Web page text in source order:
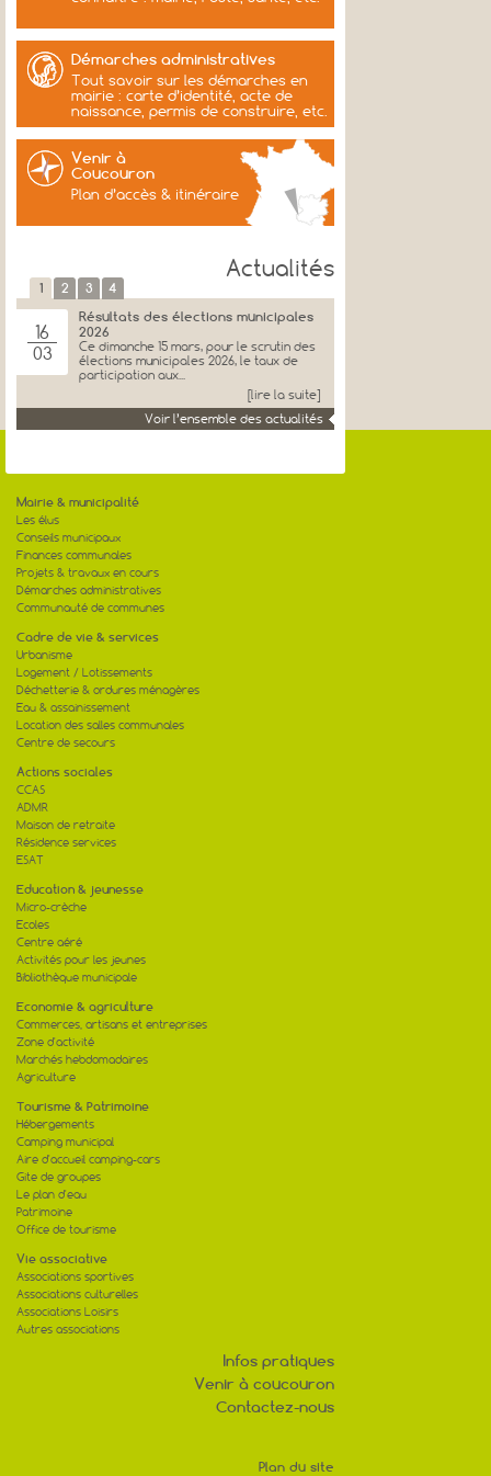
Démarches administratives
Tout savoir sur les démarches en
mairie : carte d’identité, acte de
naissance, permis de construire, etc.
Venir à
Coucouron
Plan d’accès & itinéraire
Actualités
16
03
Résultats des élections municipales
2026
Ce dimanche 15 mars, pour le scrutin des
élections municipales 2026, le taux de
participation aux...
[lire la suite]
27
Voeux et remerciements de
15
01
DISCOURS DE JACQUES GENEST – 11
JANVIER 2026 Monsieur le Senateur, cher
Mathieu Monsieur le...
08
01
Rénovation énergétique de l’école
La signature des marchés pour la
en mairie de...
1 2 3 4
Voir l’ensemble des actualités
Mairie & municipalité
Les élus
Conseils municipaux
Finances communales
Projets & travaux en cours
Démarches administratives
Communauté de communes
Cadre de vie & services
Urbanisme
Logement / Lotissements
Déchetterie & ordures ménagères
Eau & assainissement
Location des salles communales
Centre de secours
Actions sociales
CCAS
ADMR
Maison de retraite
Résidence services
ESAT
Education & jeunesse
Micro-crèche
Ecoles
Centre aéré
Activités pour les jeunes
Bibliothèque municipale
Economie & agriculture
Commerces, artisans et entreprises
Zone d'activité
Marchés hebdomadaires
Agriculture
Tourisme & Patrimoine
Hébergements
Camping municipal
Aire d'accueil camping-cars
Gite de groupes
Le plan d'eau
Patrimoine
Office de tourisme
Vie associative
Associations sportives
Associations culturelles
Associations Loisirs
Autres associations
Infos pratiques
Venir à coucouron
Contactez-nous
Plan du site